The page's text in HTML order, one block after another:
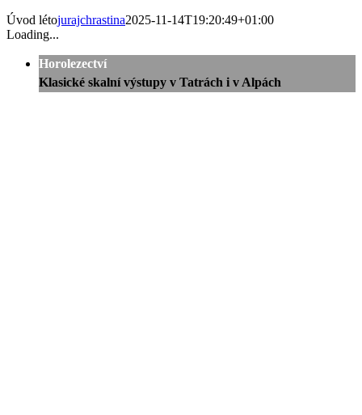
Úvod létojurajchrastina2025-11-14T19:20:49+01:00
Loading...
Horolezectví
Klasické skalní výstupy v Tatrách i v Alpách